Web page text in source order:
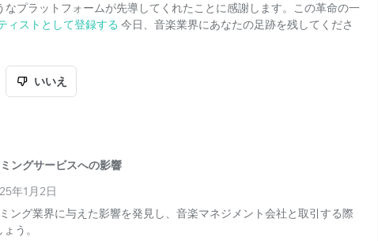
プラットフォームが先導してくれたことに感謝します。この革命の一
ィストとして登録する 今日、音楽業界にあなたの足跡を残してくださ
いいえ
ングサービスへの影響
年1月2日
ング業界に与えた影響を発見し、音楽マネジメント会社と取引する際
う。